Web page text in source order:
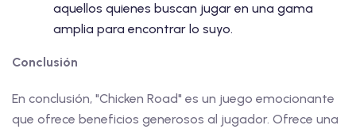
aquellos quienes buscan jugar en una gama
amplia para encontrar lo suyo.
Conclusión
En conclusión, "Chicken Road" es un juego emocionante
que ofrece beneficios generosos al jugador. Ofrece una